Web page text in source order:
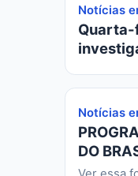
Notícias
Quarta-
Notícias
DO